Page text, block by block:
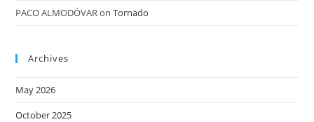
PACO ALMODÓVARonTornado
Archives
May 2026
October 2025